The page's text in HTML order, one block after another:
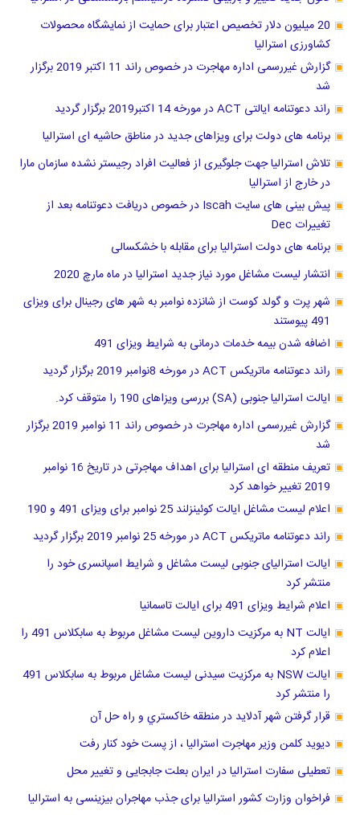
20 میلیون دلار تخصیص اعتبار برای حمایت از نمایشگاه محصولات
کشاورزی استرالیا
گزارش غیررسمی اداره مهاجرت در خصوص راند 11 اکتبر 2019 برگزار
شد
راند دعوتنامه ایالتی ACT در مورخه 14 اکتبر2019 برگزار گردید
برنامه های دولت برای ویزاهای جدید در مناطق حاشیه ای استرالیا
تلاش استرالیا جهت جلوگیری از فعالیت افراد رجیستر نشده سازمان مارا
در خارج از استرالیا
پیش بینی های سایت Iscah در خصوص دریافت دعوتنامه بعد از
تغییرات Dec
برنامه های دولت استرالیا برای مقابله با خشکسالی
انتشار لیست مشاغل مورد نیاز جدید استرالیا در ماه مارچ 2020
شهر پرت و گولد کوست از شانزده نوامبر به شهر های رجینال برای ویزای
491 پیوستند
اضافه شدن بیمه خدمات درمانی به شرایط ویزای 491
راند دعوتنامه ماتریکس ACT در مورخه 8نوامبر 2019 برگزار گردید
ایالت استرالیا جنوبی (SA) بررسی ویزاهای 190 را متوقف کرد.
گزارش غیررسمی اداره مهاجرت در خصوص راند 11 نوامبر 2019 برگزار
شد
تعریف منطقه ای استرالیا برای اهداف مهاجرتی در تاریخ 16 نوامبر
2019 تغییر خواهد کرد
اعلام لیست مشاغل ایالت کوئینزلند 25 نوامبر برای ویزای 491 و 190
راند دعوتنامه ماتریکس ACT در مورخه 25 نوامبر 2019 برگزار گردید
ایالت استرالیای جنوبی لیست مشاغل و شرایط اسپانسری خود را
منتشر کرد
اعلام شرایط ویزای 491 برای ایالت تاسمانیا
ایالت NT به مرکزیت داروین لیست مشاغل مربوط به سابکلاس 491 را
اعلام کرد
ایالت NSW به مرکزیت سیدنی لیست مشاغل مربوط به سابکلاس 491
را منتشر کرد
قرار گرفتن شهر آدلاید در منطقه خاكستري و راه حل آن
دیوید کلمن وزیر مهاجرت استرالیا ، از پست خود کنار رفت
تعطیلی سفارت استرالیا در ایران بعلت جابجایی و تغییر محل
فراخوان وزارت کشور استرالیا برای جذب مهاجران بیزینسی به استرالیا